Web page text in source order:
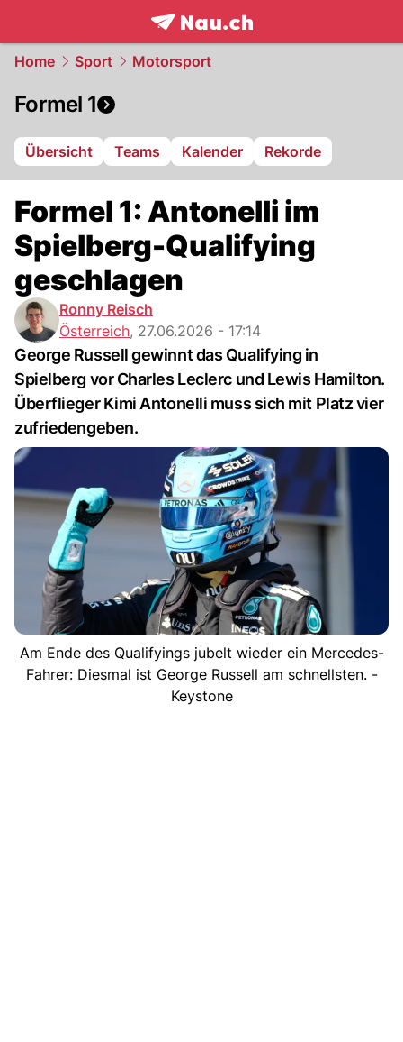
frontpage.NAU.ch
Home Sport Motorsport
Formel 1
Übersicht Teams Kalender Rekorde
Formel 1: Antonelli im
Spielberg-Qualifying
geschlagen
Ronny Reisch
Österreich, 27.06.2026 - 17:14
George Russell gewinnt das Qualifying in
Spielberg vor Charles Leclerc und Lewis Hamilton.
Überflieger Kimi Antonelli muss sich mit Platz vier
zufriedengeben.
Am Ende des Qualifyings jubelt wieder ein Mercedes-
Fahrer: Diesmal ist George Russell am schnellsten. -
Keystone